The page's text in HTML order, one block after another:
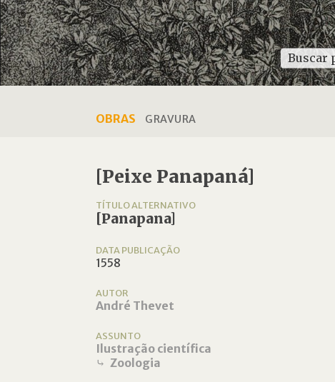
OBRAS GRAVURA
[Peixe Panapaná]
TÍTULO ALTERNATIVO
[Panapana]
DATA PUBLICAÇÃO
1558
AUTOR
André Thevet
ASSUNTO
Ilustração científica
⤷ Zoologia